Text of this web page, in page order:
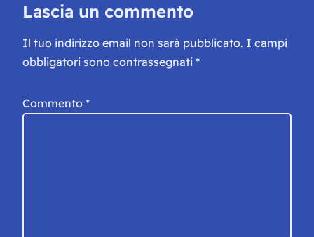
Lascia un commento
Il tuo indirizzo email non sarà pubblicato. I campi
obbligatori sono contrassegnati *
Commento *